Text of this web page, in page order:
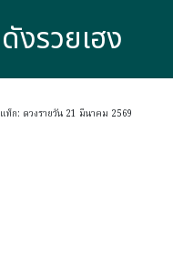
ดังรวยเฮง
แท็ก: ดวงรายวัน 21 มีนาคม 2569